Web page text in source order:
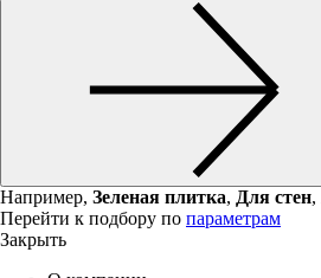
Например, Зеленая плитка, Для стен,
Перейти к подбору по параметрам
Закрыть